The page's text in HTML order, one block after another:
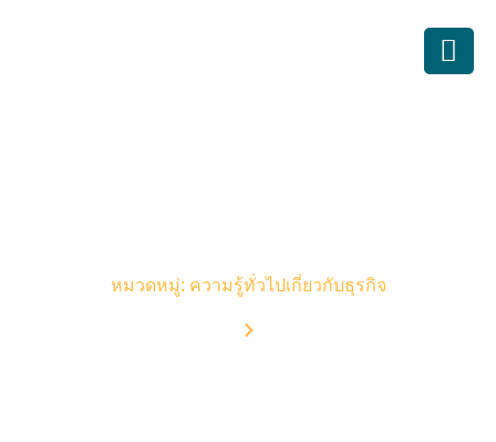
หมวดหมู่: ความรู้ทั่วไปเกี่ยวกับธุรกิจ